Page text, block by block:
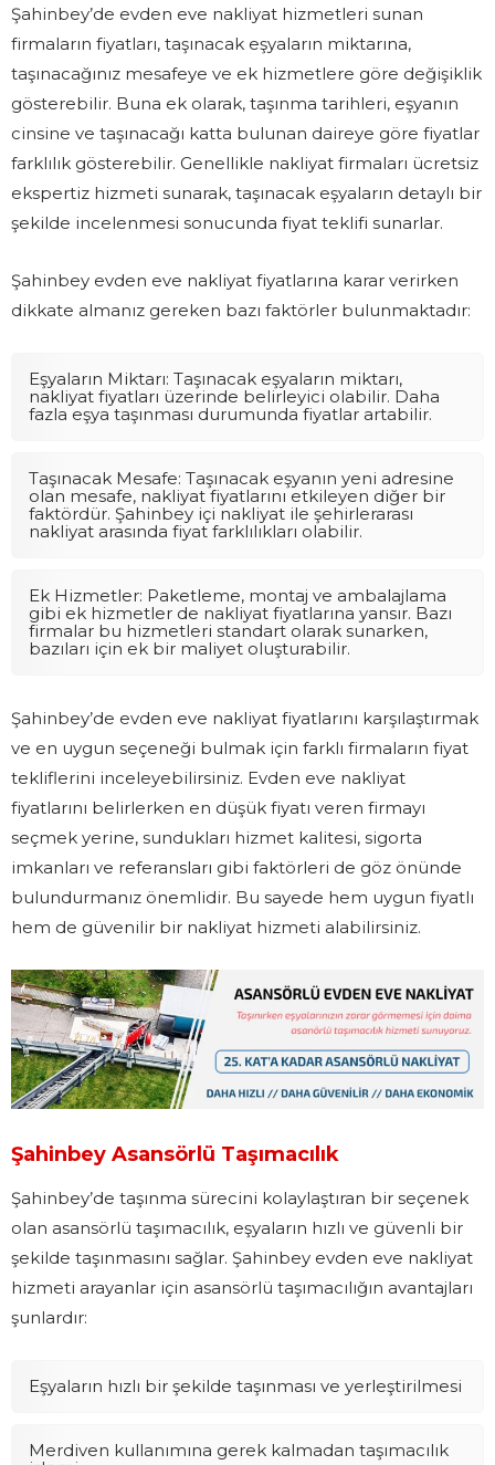
Şahinbey’de evden eve nakliyat hizmetleri sunan
firmaların fiyatları, taşınacak eşyaların miktarına,
taşınacağınız mesafeye ve ek hizmetlere göre değişiklik
gösterebilir. Buna ek olarak, taşınma tarihleri, eşyanın
cinsine ve taşınacağı katta bulunan daireye göre fiyatlar
farklılık gösterebilir. Genellikle nakliyat firmaları ücretsiz
ekspertiz hizmeti sunarak, taşınacak eşyaların detaylı bir
şekilde incelenmesi sonucunda fiyat teklifi sunarlar.
Şahinbey evden eve nakliyat fiyatlarına karar verirken
dikkate almanız gereken bazı faktörler bulunmaktadır:
Eşyaların Miktarı: Taşınacak eşyaların miktarı,
nakliyat fiyatları üzerinde belirleyici olabilir. Daha
fazla eşya taşınması durumunda fiyatlar artabilir.
Taşınacak Mesafe: Taşınacak eşyanın yeni adresine
olan mesafe, nakliyat fiyatlarını etkileyen diğer bir
faktördür. Şahinbey içi nakliyat ile şehirlerarası
nakliyat arasında fiyat farklılıkları olabilir.
Ek Hizmetler: Paketleme, montaj ve ambalajlama
gibi ek hizmetler de nakliyat fiyatlarına yansır. Bazı
firmalar bu hizmetleri standart olarak sunarken,
bazıları için ek bir maliyet oluşturabilir.
Şahinbey’de evden eve nakliyat fiyatlarını karşılaştırmak
ve en uygun seçeneği bulmak için farklı firmaların fiyat
tekliflerini inceleyebilirsiniz. Evden eve nakliyat
fiyatlarını belirlerken en düşük fiyatı veren firmayı
seçmek yerine, sundukları hizmet kalitesi, sigorta
imkanları ve referansları gibi faktörleri de göz önünde
bulundurmanız önemlidir. Bu sayede hem uygun fiyatlı
hem de güvenilir bir nakliyat hizmeti alabilirsiniz.
Şahinbey Asansörlü Taşımacılık
Şahinbey’de taşınma sürecini kolaylaştıran bir seçenek
olan asansörlü taşımacılık, eşyaların hızlı ve güvenli bir
şekilde taşınmasını sağlar. Şahinbey evden eve nakliyat
hizmeti arayanlar için asansörlü taşımacılığın avantajları
şunlardır:
Eşyaların hızlı bir şekilde taşınması ve yerleştirilmesi
Merdiven kullanımına gerek kalmadan taşımacılık